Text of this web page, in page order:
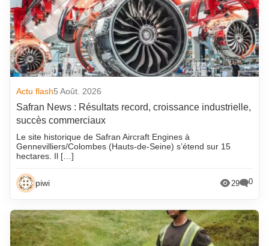
Actu flash5 Août. 2026
Safran News : Résultats record, croissance industrielle,
succès commerciaux
Le site historique de Safran Aircraft Engines à
Gennevilliers/Colombes (Hauts-de-Seine) s’étend sur 15
hectares. Il […]
piwi 29 0